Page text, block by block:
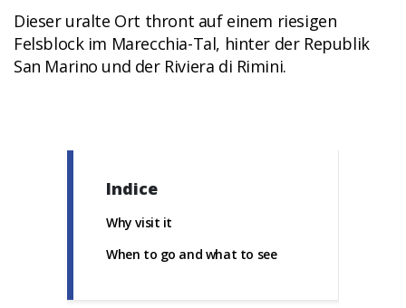
Dieser uralte Ort thront auf einem riesigen
Felsblock im Marecchia-Tal, hinter der Republik
San Marino und der Riviera di Rimini.
Indice
Why visit it
When to go and what to see